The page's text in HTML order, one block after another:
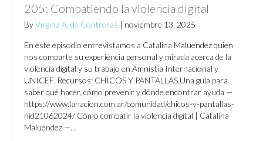
205: Combatiendo la violencia digital
ByVirgina A. de Contreras | noviembre 13, 2025
En este episodio entrevistamos a Catalina Maluendez quien
nos comparte su experiencia personal y mirada acerca de la
violencia digital y su trabajo en Amnistía Internacional y
UNICEF. Recursos: CHICOS Y PANTALLAS Una guía para
saber qué hacer, cómo prevenir y dónde encontrar ayuda —
https://www.lanacion.com.ar/comunidad/chicos-y-pantallas-
nid21062024/ Cómo combatir la violencia digital | Catalina
Maluendez —…